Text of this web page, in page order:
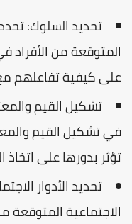
تحديد السلوك:
المتوقعة من الأفراد
على كيفية تفاعلهم
تشكيل القيم
في تشكيل القيم
تؤثر بدورها على اتخاذ
تحديد الأدوار
الاجتماعية المتوقعة